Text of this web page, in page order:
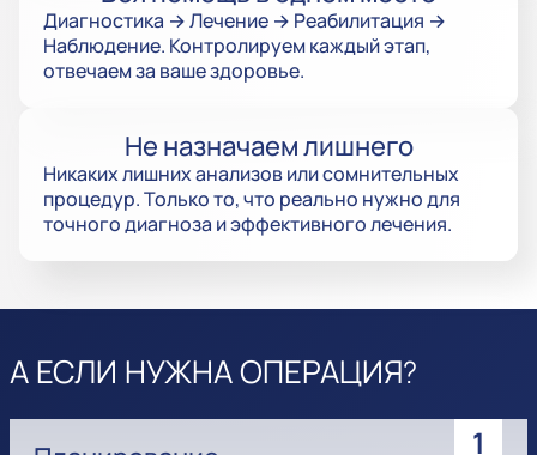
Диагностика → Лечение → Реабилитация →
Наблюдение. Контролируем каждый этап,
отвечаем за ваше здоровье.
Не назначаем лишнего
Никаких лишних анализов или сомнительных
процедур. Только то, что реально нужно для
точного диагноза и эффективного лечения.
А ЕСЛИ НУЖНА ОПЕРАЦИЯ?
1